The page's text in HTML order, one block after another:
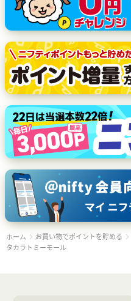
ホーム お買い物でポイントを貯める
タカラトミーモール